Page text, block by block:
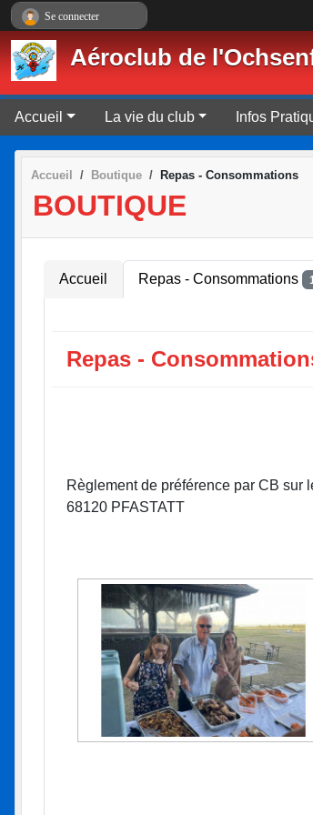
Aéroclub de
Accueil La vie du club Infos
Accueil Boutique Repas - Consommations
BOUTIQUE
Accueil Repas - Consommations
Repas -
Règlement de préférence par CB sur
68120 PFASTATT
Se connecter
Panneau de gestion des cookies